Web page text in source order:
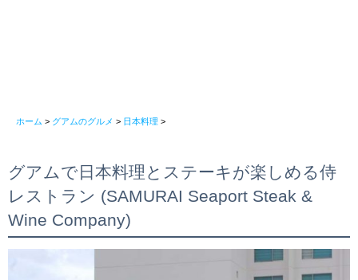
ホーム > グアムのグルメ > 日本料理 >
グアムで日本料理とステーキが楽しめる侍
レストラン (SAMURAI Seaport Steak &
Wine Company)